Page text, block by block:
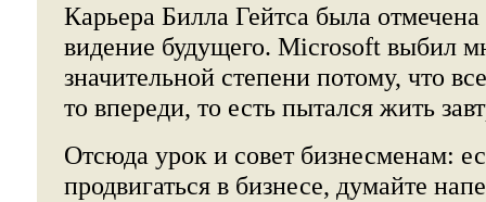
Карьера Билла Гейтса была отмечена
видение будущего. Microsoft выбил
значительной степени потому, что
то впереди, то есть пытался жить
Отсюда урок и совет бизнесменам:
продвигаться в бизнесе, думайте